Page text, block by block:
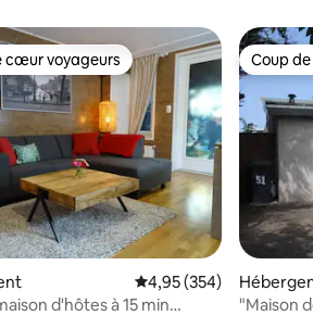
voyageurs les plus appréciés
cœur voyageurs
Évaluation moyenne
4,95 (354)
d'hôtes à 15 min
Coup
Coup
"Maison